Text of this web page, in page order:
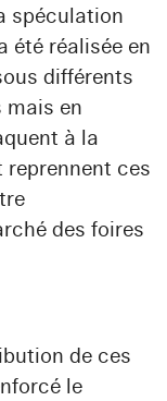
spéculation
été réalisée en
différents
en
à la
reprennent ces
des foires
de ces
le